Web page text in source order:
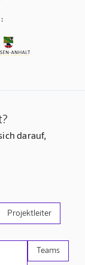
darauf,
Projektleiter
Teams